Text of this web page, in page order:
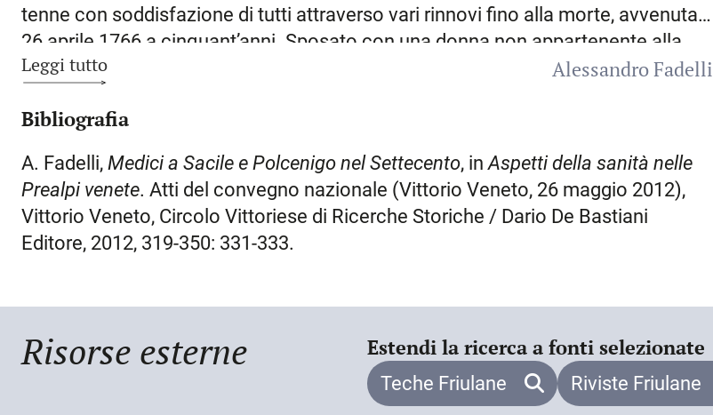
tenne con soddisfazione di tutti attraverso vari rinnovi fino alla morte, avvenuta il
26 aprile 1766 a cinquant’anni. Sposato con una donna non appartenente alla
nobiltà, tanto che alla sua morte il figlio Carlo fu costretto a una lunga battaglia
Sacile, ebbe vari incarichi nell’amministrazione della cittadina liventina (fu
Gregorio e 'Computista' del Consiglio nel 1754). Musicista dilettante, suonatore e
compositore (era d’altronde nipote del noto organista Paolo Monaco, che aveva
sposato la sorella della madre), fu membro dell’Accademia degli Invitati di Sacile,
per la quale recitò in una ‘accademia’ tenutasi il 25 maggio 1763 nel palazzo del
diarista Giovan Battista Pomo. Fu autore di alcune poesie, tra le quali ebbe ai
suoi tempi una certa notorietà un’elegia in memoria di Cecilia di Prata,
assassinata per gelosia dal marito, il sacilese Corradino Pelizza, nonché di una
Tito Manlio Torquato, stampata a quanto pare
Leggi tutto
Alessandro Fadelli
Bibliografia
A. Fadelli, Medici a Sacile e Polcenigo nel Settecento, inAspetti della sanità nelle
Prealpi venete. Atti del convegno nazionale (Vittorio Veneto, 26 maggio 2012),
Vittorio Veneto, Circolo Vittoriese di Ricerche Storiche / Dario De Bastiani
Editore, 2012, 319-350: 331-333.
Risorse esterne Estendi la ricerca a fonti selezionate
Teche Friulane Riviste Friulane